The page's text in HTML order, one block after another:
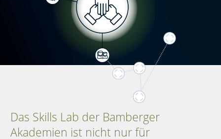
Das Skills Lab der Bamberger
Akademien ist nicht nur für